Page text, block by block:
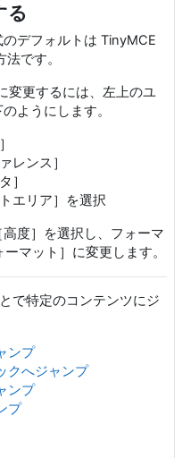
る
デフォルトは TinyMCE
です。
変更するには、左上のユ
ようにします。
レンス］
］
エリア］を選択
度］を選択し、フォーマ
マット］に変更します。
で特定のコンテンツにジ
ンプ
クへジャンプ
ンプ
プ